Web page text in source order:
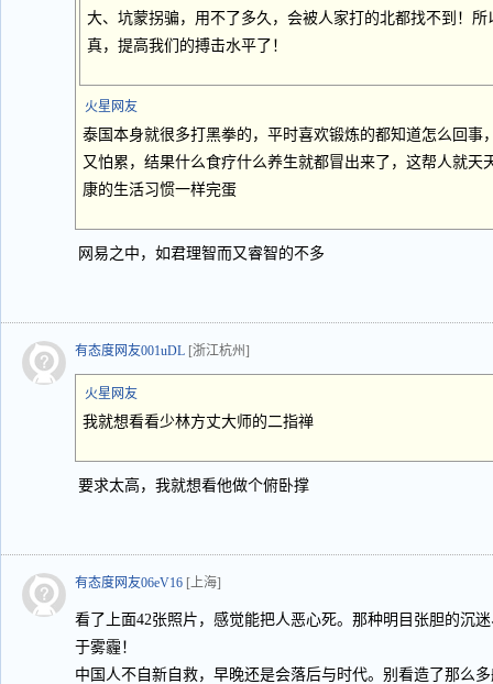
大、坑蒙拐骗，用不了多久，会被人家打的北都找不到！
真，提高我们的搏击水平了！
火星网友
泰国本身就很多打黑拳的，平时喜欢锻炼的都知道怎么回事
又怕累，结果什么食疗什么养生就都冒出来了，这帮人就天
康的生活习惯一样完蛋
网易之中，如君理智而又睿智的不多
有态度网友001uDL [浙江杭州]
火星网友
我就想看看少林方丈大师的二指禅
要求太高，我就想看他做个俯卧撑
有态度网友06eV16 [上海]
看了上面42张照片，感觉能把人恶心死。那种明目张胆的沉
于雾霾！
中国人不自新自救，早晚还是会落后与时代。别看造了那么